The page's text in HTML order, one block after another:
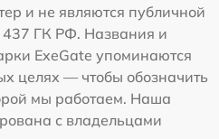
и не являются публичной
437 ГК РФ. Названия и
ExeGate упоминаются
целях — чтобы обозначить
мы работаем. Наша
с владельцами